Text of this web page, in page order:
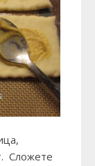
Сложете